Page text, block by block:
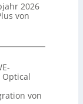
2026
von
Optical
von